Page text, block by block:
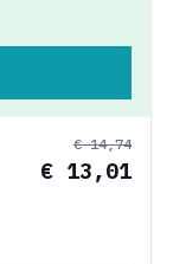
€ 14,74
€ 13,01